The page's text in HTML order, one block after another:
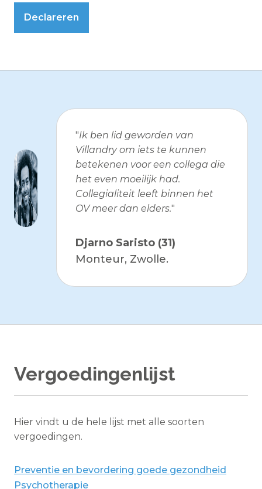
Declareren
"Ik ben lid geworden van
Villandry om iets te kunnen
betekenen voor een collega die
het even moeilijk had.
Collegialiteit leeft binnen het
OV meer dan elders."
Djarno Saristo (31)
Monteur, Zwolle.
Vergoedingenlijst
Hier vindt u de hele lijst met alle soorten
vergoedingen.
Preventie en bevordering goede gezondheid
Psychotherapie